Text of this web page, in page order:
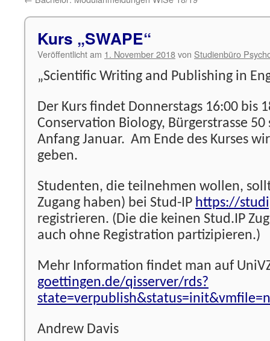
Kurs „SWAPE“
Veröffentlicht am 1. November 2018von Studienbüro
„Scientific Writing and Publishing in
Der Kurs findet Donnerstags 16:00 bis
Conservation Biology, Bürgerstrasse
Anfang Januar. Am Ende des Kurses
geben.
Studenten, die teilnehmen wollen,
Zugang haben) bei Stud-IP https://
registrieren. (Die die keinen Stud.IP
auch ohne Registration partizipieren.)
Mehr Information findet man auf
goettingen.de/qisserver/rds?
Andrew Davis